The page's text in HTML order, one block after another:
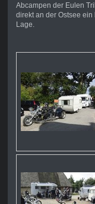
Abcampen der Eulen
direkt an der Ostsee
Lage.